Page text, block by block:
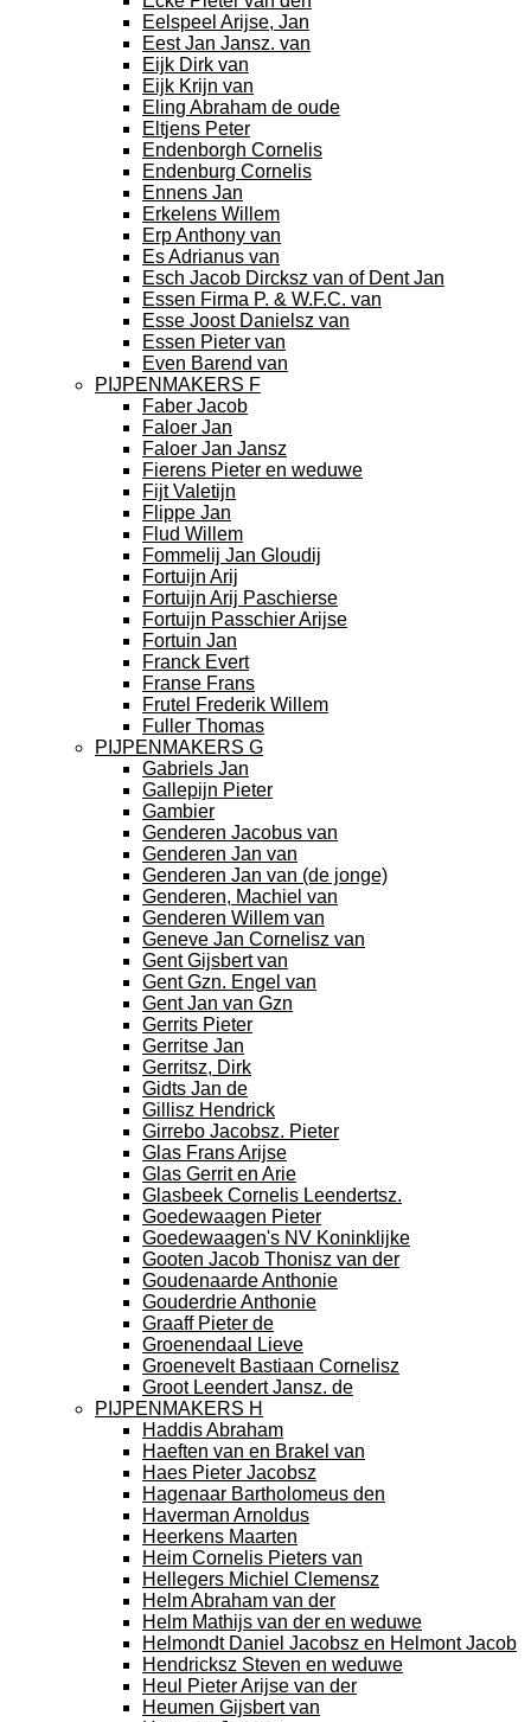
Eelspeel Arijse, Jan
Eest Jan Jansz. van
Eijk Dirk van
Eijk Krijn van
Eling Abraham de oude
Eltjens Peter
Endenborgh Cornelis
Endenburg Cornelis
Ennens Jan
Erkelens Willem
Erp Anthony van
Es Adrianus van
Esch Jacob Dircksz van of Dent Jan
Essen Firma P. & W.F.C. van
Esse Joost Danielsz van
Essen Pieter van
Even Barend van
PIJPENMAKERS F
Faber Jacob
Faloer Jan
Faloer Jan Jansz
Fierens Pieter en weduwe
Fijt Valetijn
Flippe Jan
Flud Willem
Fommelij Jan Gloudij
Fortuijn Arij
Fortuijn Arij Paschierse
Fortuijn Passchier Arijse
Fortuin Jan
Franck Evert
Franse Frans
Frutel Frederik Willem
Fuller Thomas
PIJPENMAKERS G
Gabriels Jan
Gallepijn Pieter
Gambier
Genderen Jacobus van
Genderen Jan van
Genderen Jan van (de jonge)
Genderen, Machiel van
Genderen Willem van
Geneve Jan Cornelisz van
Gent Gijsbert van
Gent Gzn. Engel van
Gent Jan van Gzn
Gerrits Pieter
Gerritse Jan
Gerritsz, Dirk
Gidts Jan de
Gillisz Hendrick
Girrebo Jacobsz. Pieter
Glas Frans Arijse
Glas Gerrit en Arie
Glasbeek Cornelis Leendertsz.
Goedewaagen Pieter
Goedewaagen's NV Koninklijke
Gooten Jacob Thonisz van der
Goudenaarde Anthonie
Gouderdrie Anthonie
Graaff Pieter de
Groenendaal Lieve
Groenevelt Bastiaan Cornelisz
Groot Leendert Jansz. de
PIJPENMAKERS H
Haddis Abraham
Haeften van en Brakel van
Haes Pieter Jacobsz
Hagenaar Bartholomeus den
Haverman Arnoldus
Heerkens Maarten
Heim Cornelis Pieters van
Hellegers Michiel Clemensz
Helm Abraham van der
Helm Mathijs van der en weduwe
Helmondt Daniel Jacobsz en Helmont Jacob
Hendricksz Steven en weduwe
Heul Pieter Arijse van der
Heumen Gijsbert van